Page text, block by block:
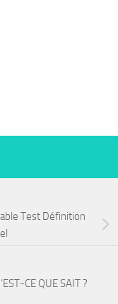
Test Définition
CE QUE SAIT ?